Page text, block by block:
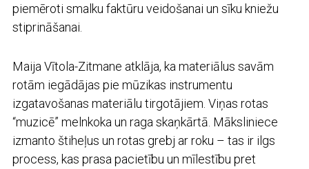
piemēroti smalku faktūru veidošanai un sīku kniežu
stiprināšanai.
Maija Vītola-Zitmane atklāja, ka materiālus savām
rotām iegādājas pie mūzikas instrumentu
izgatavošanas materiālu tirgotājiem. Viņas rotas
“muzicē” melnkoka un raga skaņkārtā. Māksliniece
izmanto štiheļus un rotas grebj ar roku – tas ir ilgs
process, kas prasa pacietību un mīlestību pret